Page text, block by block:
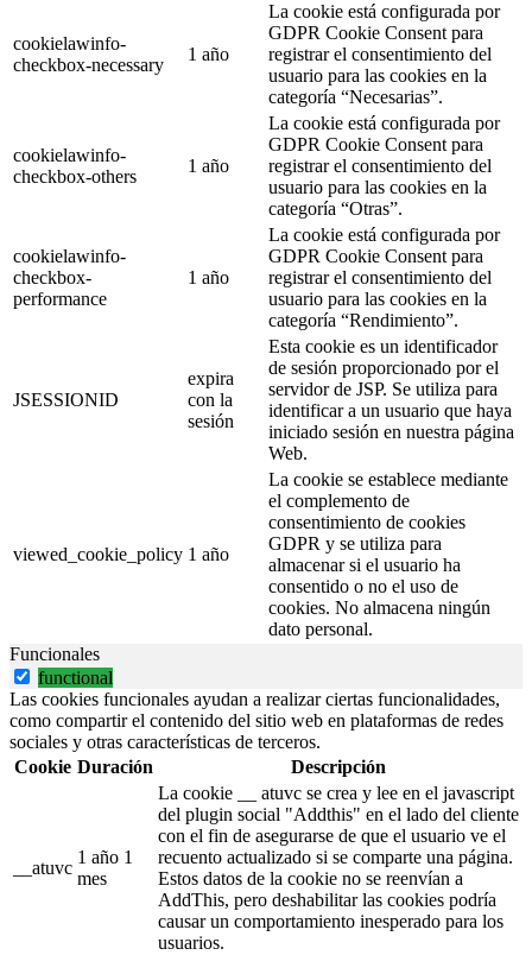
cookielawinfo-
checkbox-necessary
1 año
La cookie está configurada por
GDPR Cookie Consent para
registrar el consentimiento del
usuario para las cookies en la
categoría “Necesarias”.
cookielawinfo-
checkbox-others
1 año
La cookie está configurada por
GDPR Cookie Consent para
registrar el consentimiento del
usuario para las cookies en la
categoría “Otras”.
cookielawinfo-
checkbox-
performance
1 año
La cookie está configurada por
GDPR Cookie Consent para
registrar el consentimiento del
usuario para las cookies en la
categoría “Rendimiento”.
JSESSIONID
expira
con la
sesión
Esta cookie es un identificador
de sesión proporcionado por el
servidor de JSP. Se utiliza para
identificar a un usuario que haya
iniciado sesión en nuestra página
Web.
viewed_cookie_policy 1 año
La cookie se establece mediante
el complemento de
consentimiento de cookies
GDPR y se utiliza para
almacenar si el usuario ha
consentido o no el uso de
cookies. No almacena ningún
dato personal.
Funcionales
functional
Las cookies funcionales ayudan a realizar ciertas funcionalidades,
como compartir el contenido del sitio web en plataformas de redes
sociales y otras características de terceros.
Cookie Duración Descripción
__atuvc
1 año 1
mes
La cookie __ atuvc se crea y lee en el javascript
del plugin social "Addthis" en el lado del cliente
con el fin de asegurarse de que el usuario ve el
recuento actualizado si se comparte una página.
Estos datos de la cookie no se reenvían a
AddThis, pero deshabilitar las cookies podría
causar un comportamiento inesperado para los
usuarios.